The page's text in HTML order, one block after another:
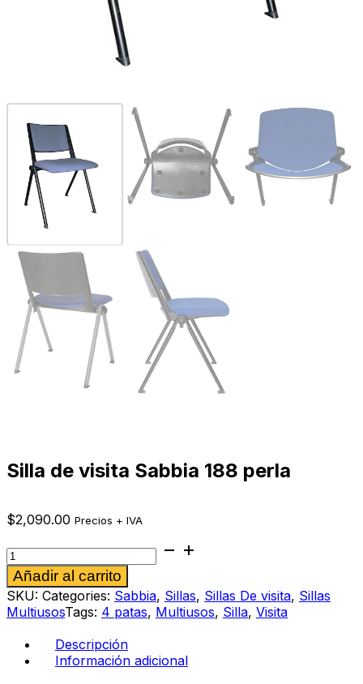
Silla de visita Sabbia 188 perla
$2,090.00 Precios + IVA
Silla
de
visita
Sabbia
188
perla
Añadir al carrito
SKU: Categories: Sabbia, Sillas, Sillas De visita, Sillas
MultiusosTags: 4 patas, Multiusos, Silla, Visita
Descripción
Información adicional